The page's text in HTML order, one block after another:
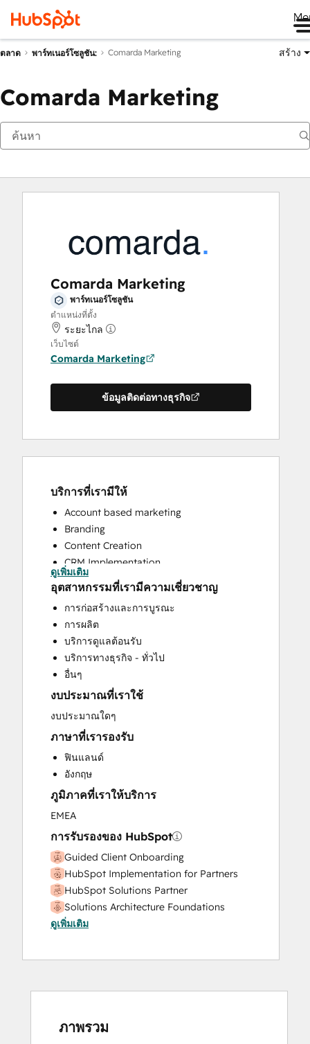
ตลาด พาร์ทเนอร์โซลูชัน: Comarda Marketing สร้าง
Comarda Marketing
Comarda Marketing
พาร์ทเนอร์โซลูชัน
ตำแหน่งที่ตั้ง
ระยะไกล
เว็บไซต์
Comarda Marketing
ข้อมูลติดต่อทางธุรกิจ
บริการที่เรามีให้
Account based marketing
Branding
Content Creation
CRM Implementation
Customer Marketing
Email Marketing
Full Inbound Marketing Services
Paid Advertising
Programmable Automation
Sales and Marketing Alignment
Sales Enablement
Website Design
ดูเพิ่มเติม
อุตสาหกรรมที่เรามีความเชี่ยวชาญ
การก่อสร้างและการบูรณะ
การผลิต
บริการดูแลต้อนรับ
บริการทางธุรกิจ - ทั่วไป
อื่นๆ
งบประมาณที่เราใช้
งบประมาณใดๆ
ภาษาที่เรารองรับ
ฟินแลนด์
อังกฤษ
ภูมิภาคที่เราให้บริการ
EMEA
การรับรองของ HubSpot
Guided Client Onboarding
HubSpot Implementation for Partners
HubSpot Solutions Partner
Solutions Architecture Foundations
ดูเพิ่มเติม
ภาพรวม